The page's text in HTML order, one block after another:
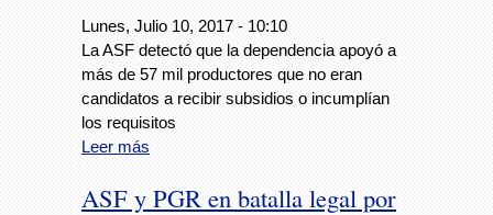
Lunes, Julio 10, 2017 - 10:10
La ASF detectó que la dependencia apoyó a
más de 57 mil productores que no eran
candidatos a recibir subsidios o incumplían
los requisitos
Leer más
ASF y PGR en batalla legal por